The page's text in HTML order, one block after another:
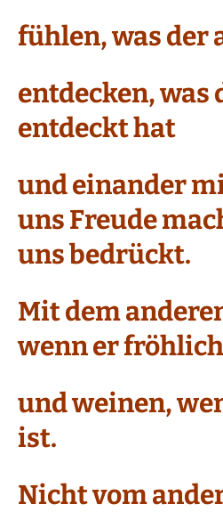
fühlen, was der
entdecken, was
entdeckt hat
und einander
uns Freude
uns bedrückt.
Mit dem
wenn er
und weinen,
ist.
Nicht vom